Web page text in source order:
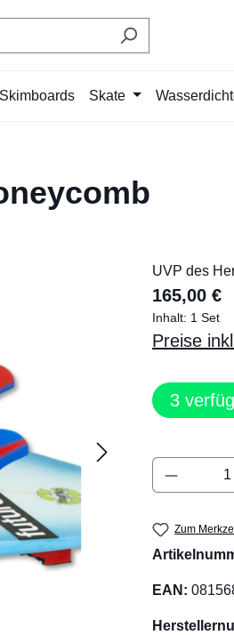
Skimboards Skate
UVP des
165,00 €
Inhalt: 1 Set
Preise
3
Zum
EAN: